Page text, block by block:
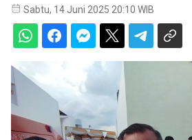
Sabtu, 14 Juni 2025 20:10 WIB